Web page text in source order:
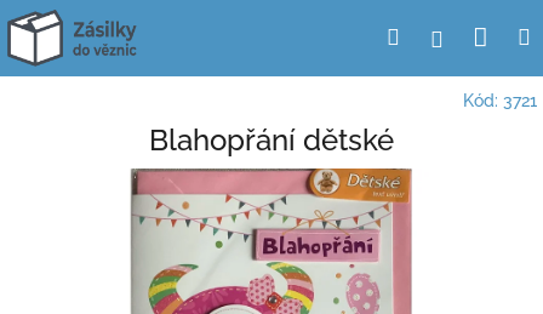
Přejít
obsah
HledatPřihlášení
Kód: 3721
Blahopřání dětské